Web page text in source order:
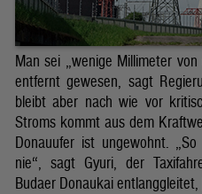
Man sei „wenige Millimeter
entfernt gewesen, sagt
bleibt aber nach wie vor
Stroms kommt aus dem
Donauufer ist ungewohnt.
nie“, sagt Gyuri, der
Budaer Donaukai